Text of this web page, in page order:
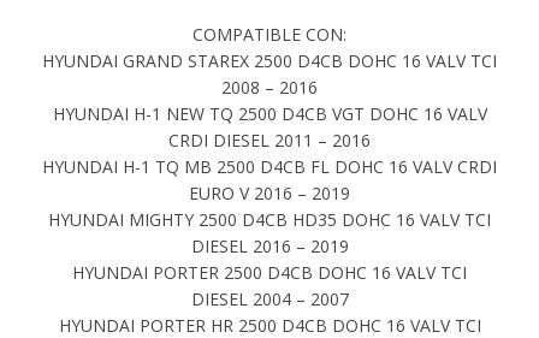
COMPATIBLE CON:
HYUNDAI GRAND STAREX 2500 D4CB DOHC 16 VALV TCI
2008 – 2016
HYUNDAI H-1 NEW TQ 2500 D4CB VGT DOHC 16 VALV
CRDI DIESEL 2011 – 2016
HYUNDAI H-1 TQ MB 2500 D4CB FL DOHC 16 VALV CRDI
EURO V 2016 – 2019
HYUNDAI MIGHTY 2500 D4CB HD35 DOHC 16 VALV TCI
DIESEL 2016 – 2019
HYUNDAI PORTER 2500 D4CB DOHC 16 VALV TCI
DIESEL 2004 – 2007
HYUNDAI PORTER HR 2500 D4CB DOHC 16 VALV TCI